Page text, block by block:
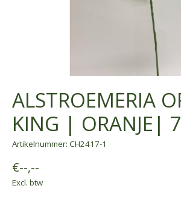
ALSTROEMERIA
KING | ORANJE|
Artikelnummer: CH2417-1
€--,--
Excl. btw